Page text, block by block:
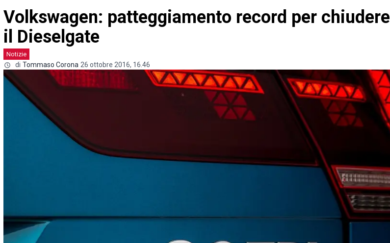
Volkswagen: patteggiamento record per chiudere
il Dieselgate
Notizie
di Tommaso Corona 26 ottobre 2016, 16.46